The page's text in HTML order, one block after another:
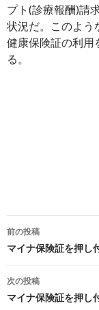
プト(診療報酬)請
状況だ。このよう
健康保険証の利用
る。
投
稿
ナ
ビ
前の投稿
マイナ保険証を押し
次の投稿
マイナ保険証を押し